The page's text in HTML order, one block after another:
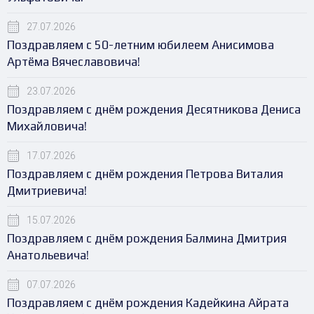
27.07.2026
Поздравляем с 50-летним юбилеем Анисимова
Артёма Вячеславовича!
23.07.2026
Поздравляем с днём рождения Десятникова Дениса
Михайловича!
17.07.2026
Поздравляем с днём рождения Петрова Виталия
Дмитриевича!
15.07.2026
Поздравляем с днём рождения Балмина Дмитрия
Анатольевича!
07.07.2026
Поздравляем с днём рождения Кадейкина Айрата